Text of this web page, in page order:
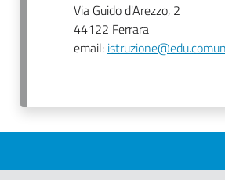
Via Guido d'Arezzo, 2
44122 Ferrara
email: